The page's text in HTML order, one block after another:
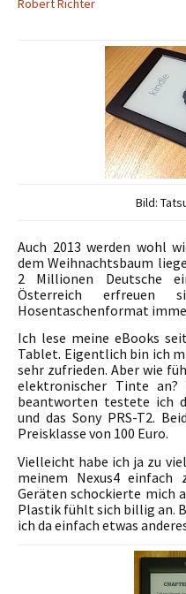
Robert Richter
Bild:
Auch 2013 werden wohl
dem Weihnachtsbaum
2 Millionen Deutsche
Österreich erfreuen
Hosentaschenformat
Ich lese meine eBooks
Tablet. Eigentlich bin ich
sehr zufrieden. Aber wie
elektronischer Tinte
beantworten testete ich
und das Sony PRS-T2.
Preisklasse von 100 Euro.
Vielleicht habe ich ja zu
meinem Nexus4
Geräten schockierte mich
Plastik fühlt sich billig an.
ich da einfach etwas